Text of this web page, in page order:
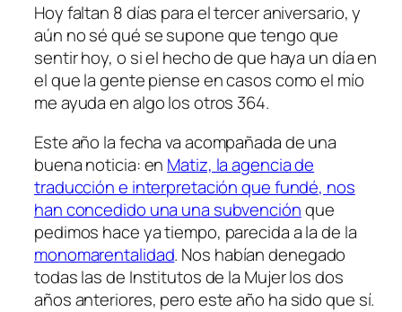
Hoy faltan 8 días para el tercer aniversario, y
aún no sé qué se supone que tengo que
sentir hoy, o si el hecho de que haya un día en
el que la gente piense en casos como el mío
me ayuda en algo los otros 364.
Este año la fecha va acompañada de una
buena noticia: en Matiz, la agencia de
traducción e interpretación que fundé, nos
han concedido una una subvenciónque
pedimos hace ya tiempo, parecida a la de la
monomarentalidad. Nos habían denegado
todas las de Institutos de la Mujer los dos
años anteriores, pero este año ha sido que sí.